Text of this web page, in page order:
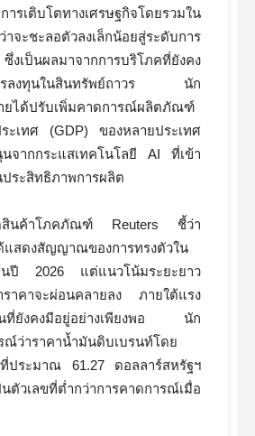
รเติบโตทางเศรษฐกิจโดยรวมใน
ะชะลอตัวลงเล็กน้อยสู่ระดับการ
งเป็นผลมาจากการบริโภคที่ยังคง
ารลงทุนในสินทรัพย์ถาวร นัก
ยได้ปรับเพิ่มคาดการณ์ผลิตภัณฑ์
ะเทศ (GDP) ของหลายประเทศ
จากกระแสเทคโนโลยี AI ที่เข้า
ระสิทธิภาพการผลิต
ดสินค้าโภคภัณฑ์ Reuters ชี้ว่า
แสดงสัญญาณของการทรงตัวใน
นปี 2026 แต่แนวโน้มระยะยาว
ราคาจะผ่อนคลายลง ภายใต้แรง
นที่ยังคงมีอยู่อย่างเพียงพอ นัก
ณ์ว่าราคาน้ำมันดิบเบรนท์โดย
ที่ประมาณ 61.27 ดอลลาร์สหรัฐฯ
ตัวเลขที่ต่ำกว่าการคาดการณ์เมื่อ